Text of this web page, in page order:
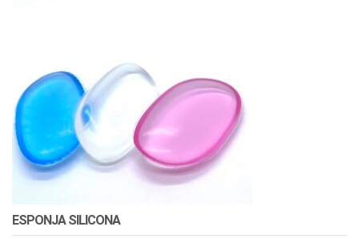
ESPONJA SILICONA